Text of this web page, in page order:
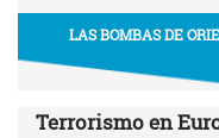
LAS BOMBAS DE
Terrorismo en